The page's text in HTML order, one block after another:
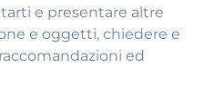
e presentare altre
e oggetti, chiedere e
ed